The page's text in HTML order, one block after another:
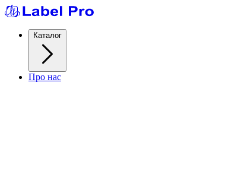
Каталог
Про нас